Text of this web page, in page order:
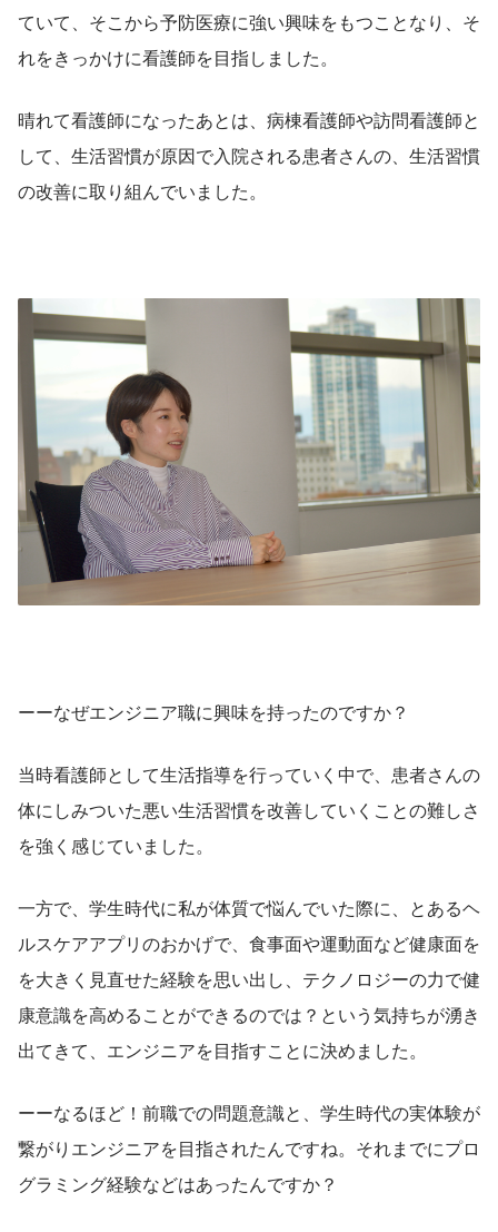
ていて、そこから予防医療に強い興味をもつことなり、そ
れをきっかけに看護師を目指しました。
晴れて看護師になったあとは、病棟看護師や訪問看護師と
して、生活習慣が原因で入院される患者さんの、生活習慣
の改善に取り組んでいました。
ーーなぜエンジニア職に興味を持ったのですか？
当時看護師として生活指導を行っていく中で、患者さんの
体にしみついた悪い生活習慣を改善していくことの難しさ
を強く感じていました。
一方で、学生時代に私が体質で悩んでいた際に、とあるヘ
ルスケアアプリのおかげで、食事面や運動面など健康面を
を大きく見直せた経験を思い出し、テクノロジーの力で健
康意識を高めることができるのでは？という気持ちが湧き
出てきて、エンジニアを目指すことに決めました。
ーーなるほど！前職での問題意識と、学生時代の実体験が
繋がりエンジニアを目指されたんですね。それまでにプロ
グラミング経験などはあったんですか？